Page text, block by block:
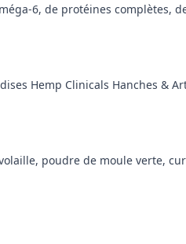
6, de protéines complètes,
Hemp Clinicals Hanches &
poudre de moule verte,